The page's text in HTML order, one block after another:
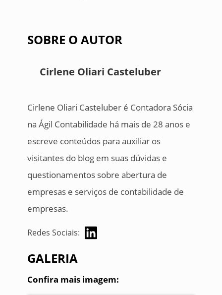
SOBRE O AUTOR
Cirlene Oliari Casteluber
Cirlene Oliari Casteluber é Contadora Sócia
na Ágil Contabilidade há mais de 28 anos e
escreve conteúdos para auxiliar os
visitantes do blog em suas dúvidas e
questionamentos sobre abertura de
empresas e serviços de contabilidade de
empresas.
Redes Sociais:
GALERIA
Confira mais imagem: